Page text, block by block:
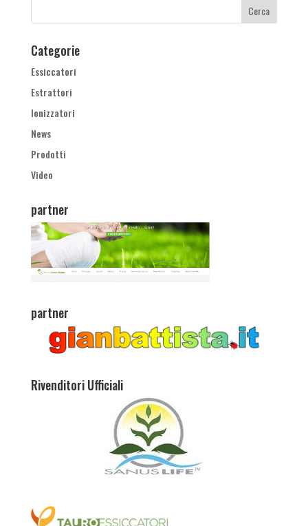
Categorie
Essiccatori
Estrattori
Ionizzatori
News
Prodotti
Video
partner
partner
Rivenditori Ufficiali